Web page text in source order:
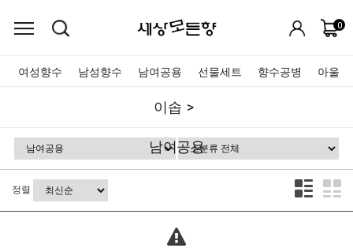
0
여성향수 남성향수 남여공용 선물세트 향수공병 아울렛
이솝
남여공용
정렬